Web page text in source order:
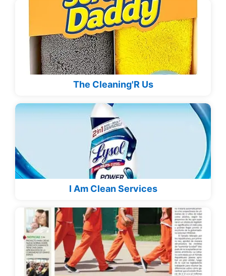
The Cleaning'R Us
I Am Clean Services